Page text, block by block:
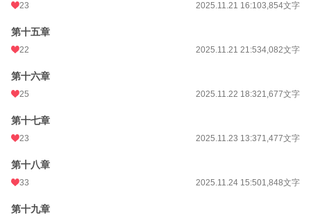
23 2025.11.21 16:103,854文字
第十五章
22 2025.11.21 21:534,082文字
第十六章
25 2025.11.22 18:321,677文字
第十七章
23 2025.11.23 13:371,477文字
第十八章
33 2025.11.24 15:501,848文字
第十九章